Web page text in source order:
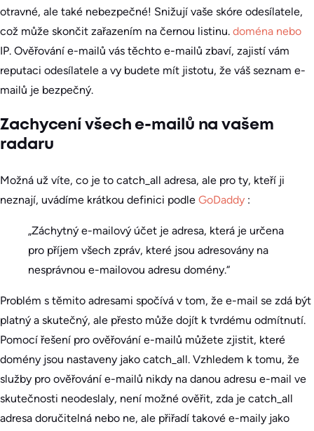
otravné, ale také nebezpečné! Snižují vaše skóre odesílatele,
což může skončit zařazením na černou listinu. doména nebo
IP. Ověřování e-mailů vás těchto e-mailů zbaví, zajistí vám
reputaci odesílatele a vy budete mít jistotu, že váš seznam e-
mailů je bezpečný.
Zachycení všech e-mailů na vašem
radaru
Možná už víte, co je to catch_all adresa, ale pro ty, kteří ji
neznají, uvádíme krátkou definici podle GoDaddy :
„Záchytný e-mailový účet je adresa, která je určena
pro příjem všech zpráv, které jsou adresovány na
nesprávnou e-mailovou adresu domény.“
Problém s těmito adresami spočívá v tom, že e-mail se zdá být
platný a skutečný, ale přesto může dojít k tvrdému odmítnutí.
Pomocí řešení pro ověřování e-mailů můžete zjistit, které
domény jsou nastaveny jako catch_all. Vzhledem k tomu, že
služby pro ověřování e-mailů nikdy na danou adresu e-mail ve
skutečnosti neodeslaly, není možné ověřit, zda je catch_all
adresa doručitelná nebo ne, ale přiřadí takové e-maily jako